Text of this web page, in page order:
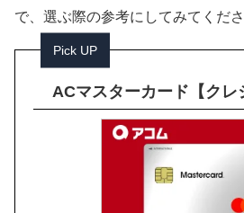
で、選ぶ際の参考にしてみてくださ
Pick UP
ACマスターカード【クレ